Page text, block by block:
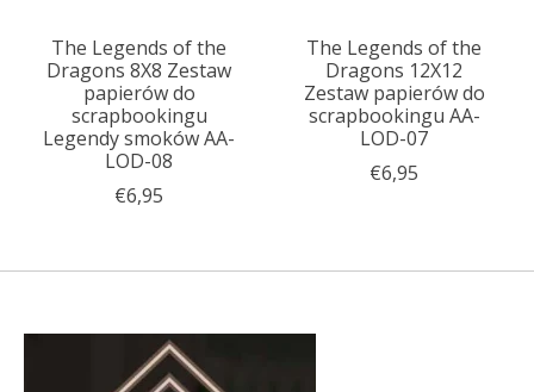
The Legends of the
Dragons 8X8 Zestaw
papierów do
scrapbookingu
Legendy smoków AA-
LOD-08
€6,95
The Legends of the
Dragons 12X12
Zestaw papierów do
scrapbookingu AA-
LOD-07
€6,95